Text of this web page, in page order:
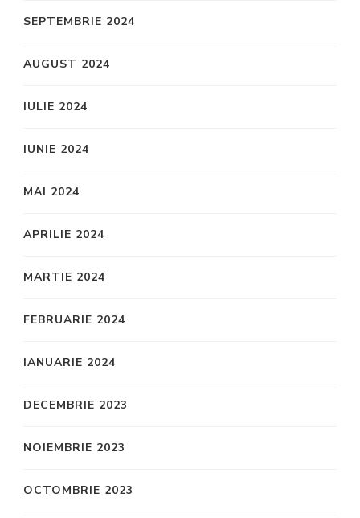
SEPTEMBRIE 2024
AUGUST 2024
IULIE 2024
IUNIE 2024
MAI 2024
APRILIE 2024
MARTIE 2024
FEBRUARIE 2024
IANUARIE 2024
DECEMBRIE 2023
NOIEMBRIE 2023
OCTOMBRIE 2023